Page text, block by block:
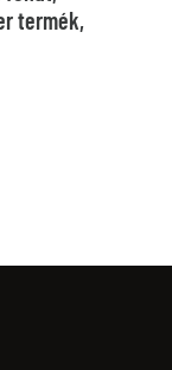
termék,